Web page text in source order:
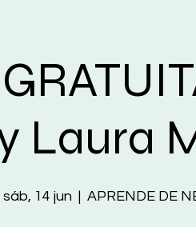
Laura
sáb, 14 jun
  |
APRENDE DE